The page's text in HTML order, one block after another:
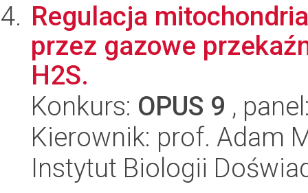
Regulacja
przez gazowe
H2S.
Konkurs: OPUS 9 ,
Kierownik: prof. Adam
Instytut Biologii